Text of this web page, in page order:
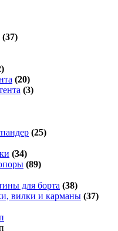
(37)
(20)
(3)
(25)
(34)
(89)
для борта (38)
вилки и карманы (37)